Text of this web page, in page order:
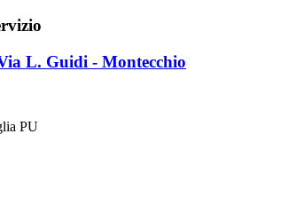
L. Guidi - Montecchio
PU